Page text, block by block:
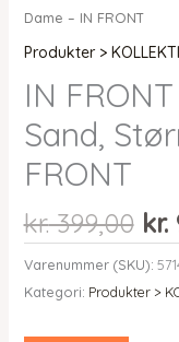
Dame – IN FRONT
Produkter >
IN
Sand,
FRONT
kr.399,00 kr.
Varenummer (SKU):
Kategori: Produkter >